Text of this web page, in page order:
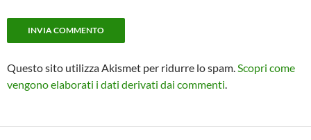
Questo sito utilizza Akismet per ridurre lo spam.Scopri come
vengono elaborati i dati derivati dai commenti.